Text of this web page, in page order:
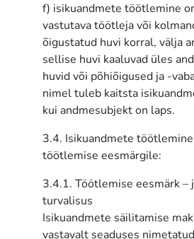
f) isikuandmete töötlemine
vastutava töötleja või
õigustatud huvi korral, välja
sellise huvi kaaluvad üles
huvid või põhiõigused ja -
nimel tuleb kaitsta
kui andmesubjekt on laps.
3.4. Isikuandmete
töötlemise eesmärgile:
3.4.1. Töötlemise eesmärk –
turvalisus
Isikuandmete säilitamise
vastavalt seaduses